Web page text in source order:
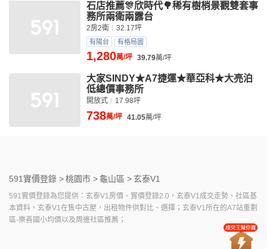
石店推薦🎊欣時代🌳稀有樹梢景觀雙套事
務所兩衛兩露台
2房2衛 32.17坪
有陽台 有格局圖
1,280萬/坪 39.79萬/坪
大家SINDY★A7捷運★華亞科★大亮泊
低總價事務所
開放式 17.98坪
738萬/坪 41.05萬/坪
591實價登錄 >桃園市 > 龜山區 > 玄泰V1
591實價登錄為您提供：玄泰V1房價、實價登錄2.0，玄泰V1成交走勢、社區基
本資料，玄泰V1在售中古屋，出租物件供對比、選擇；玄泰V1所在的A7站重劃
區-樂善國小均價以及周邊社區推薦；